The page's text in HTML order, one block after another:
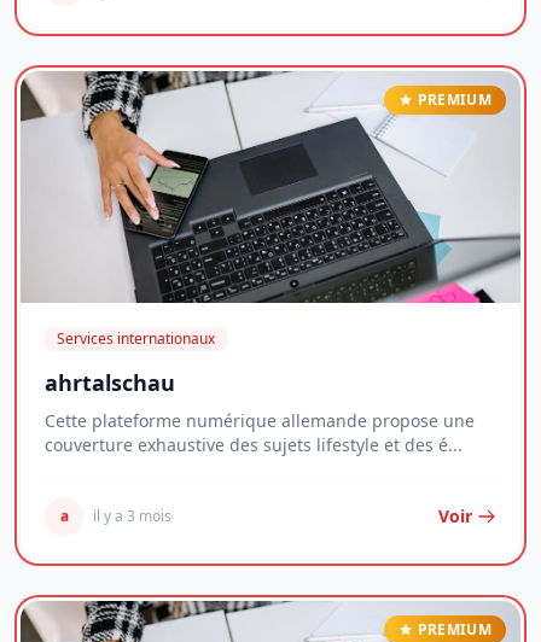
PREMIUM
Services internationaux
ahrtalschau
Cette plateforme numérique allemande propose une
couverture exhaustive des sujets lifestyle et des é...
a il y a 3 mois Voir
PREMIUM